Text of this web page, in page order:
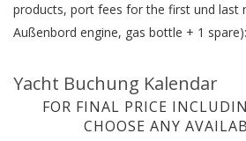
products, port fees for the first und last
Außenbord engine, gas bottle + 1
Yacht Buchung Kalendar
FOR FINAL PRICE
CHOOSE ANY